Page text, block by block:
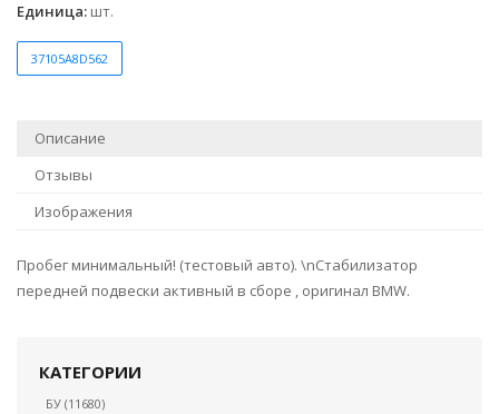
Единица: шт.
37105A8D562
Описание
Отзывы
Изображения
Пробег минимальный! (тестовый авто). \nСтабилизатор
передней подвески активный в сборе , оригинал BMW.
КАТЕГОРИИ
БУ (11680)